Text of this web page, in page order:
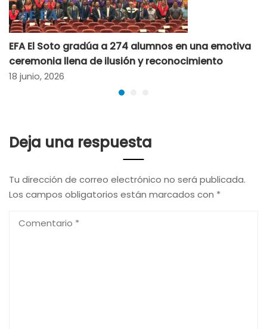
EFA El Soto gradúa a 274 alumnos en una emotiva
ceremonia llena de ilusión y reconocimiento
18 junio, 2026
Deja una respuesta
Tu dirección de correo electrónico no será publicada.
Los campos obligatorios están marcados con *